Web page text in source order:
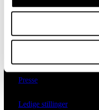
ARoS Ambassadors
Presse
Ledige stillinger